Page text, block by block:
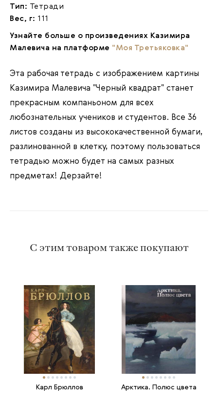
Тип: Тетради
Вес, г: 111
Узнайте больше о произведениях Казимира
Малевича на платформе "Моя Третьяковка"
Эта рабочая тетрадь с изображением картины
Казимира Малевича "Черный квадрат" станет
прекрасным компаньоном для всех
любознательных учеников и студентов. Все 36
листов созданы из высококачественной бумаги,
разлинованной в клетку, поэтому пользоваться
тетрадью можно будет на самых разных
предметах! Дерзайте!
С этим товаром также покупают
Карл Брюллов Арктика. Полюс цвета